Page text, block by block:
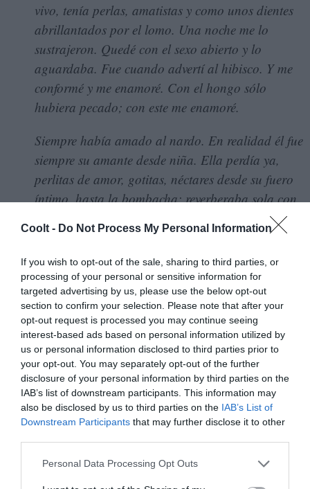
Coolt - Do Not Process My Personal Information
If you wish to opt-out of the sale, sharing to third parties, or
processing of your personal or sensitive information for
targeted advertising by us, please use the below opt-out
section to confirm your selection. Please note that after your
opt-out request is processed you may continue seeing
interest-based ads based on personal information utilized by
us or personal information disclosed to third parties prior to
your opt-out. You may separately opt-out of the further
disclosure of your personal information by third parties on the
IAB’s list of downstream participants. This information may
also be disclosed by us to third parties on the IAB’s List of
Downstream Participants that may further disclose it to other
Personal Data Processing Opt Outs
vivo, tenía perlas, amatistas y como unos dientes
abrillantados por el lomo. Una noche me lo
sustrajeron. Quedé con el sexo abierto y lo
aguardaba. Fue cuando advertí al hibisco. Y me
conformé y me enamoré. Con el hongo sólo
hubiera pecado; con este me enamoré.
Siempre había amado al nardo. En realidad él fue
siempre su amante desde niña. Ella perdía ya,
perlitas de amor, gotitas, néctares desde su fuero
íntimo, hasta la bombacha; reverberaba sola con
muerte se observa con asombro, con curiosidad infantil
sin un atisbo de filtro moral. En sus fábulas, las
vírgenes se inician en el misterio del sexo copulando
con animales, plantas, ángeles y hasta con Dios,
creando uncontinuumindisociable entre experiencias
sexuales y místicas tan característico de su obra. Por eso,
quizás el gran tema de su obra no fue la naturaleza, esa
naturaleza que era puro referente, entorno, contexto,
atrezo provisorio, sino el paraíso perdido de la
inocencia, el desamparo ante el sexo, la muerte y los
miedos de la infancia.